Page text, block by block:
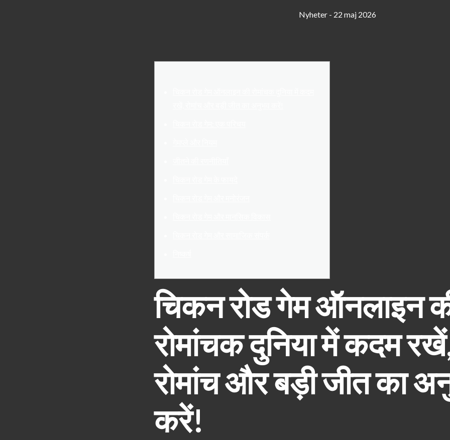
Nyheter - 22 maj 2026
चिकन रोड गेम ऑनलाइन
रोमांचक दुनिया में कदम
रोमांच और बड़ी जीत का
करें!